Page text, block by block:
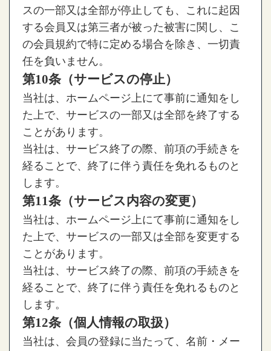
スの一部又は全部が停止しても、これに起因
する会員又は第三者が被った被害に関し、こ
の会員規約で特に定める場合を除き、一切責
任を負いません。
第10条（サービスの停止）
当社は、ホームページ上にて事前に通知をし
た上で、サービスの一部又は全部を終了する
ことがあります。
当社は、サービス終了の際、前項の手続きを
経ることで、終了に伴う責任を免れるものと
します。
第11条（サービス内容の変更）
当社は、ホームページ上にて事前に通知をし
た上で、サービスの一部又は全部を変更する
ことがあります。
当社は、サービス終了の際、前項の手続きを
経ることで、終了に伴う責任を免れるものと
します。
第12条（個人情報の取扱）
当社は、会員の登録に当たって、名前・メー